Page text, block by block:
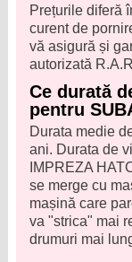
Prețurile diferă
curent de
vă asigură și
autorizată
Ce durată
pentru
Durata medie
ani. Durata de
IMPREZA
se merge cu
mașină care
va "strica" mai
drumuri mai